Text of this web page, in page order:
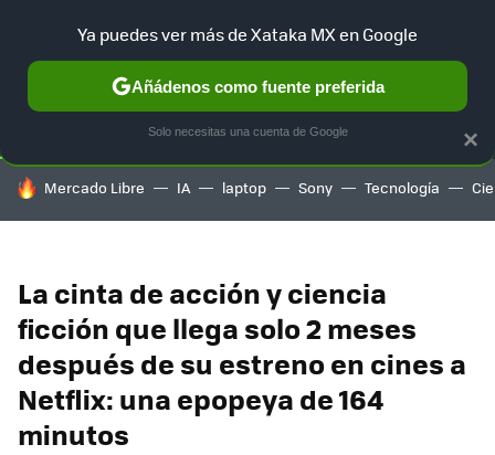
SELECCIÓN GAMING HOME AUTO TERRITORIO
HOY SE HABLA DE
Mercado Libre IA laptop Sony Tecnología
La cinta de acción y ciencia
ficción que llega solo 2 meses
después de su estreno en cines a
Netflix: una epopeya de 164
minutos
×
Ya puedes ver más de Xataka MX en Google
Añádenos como fuente preferida
Solo necesitas una cuenta de Google